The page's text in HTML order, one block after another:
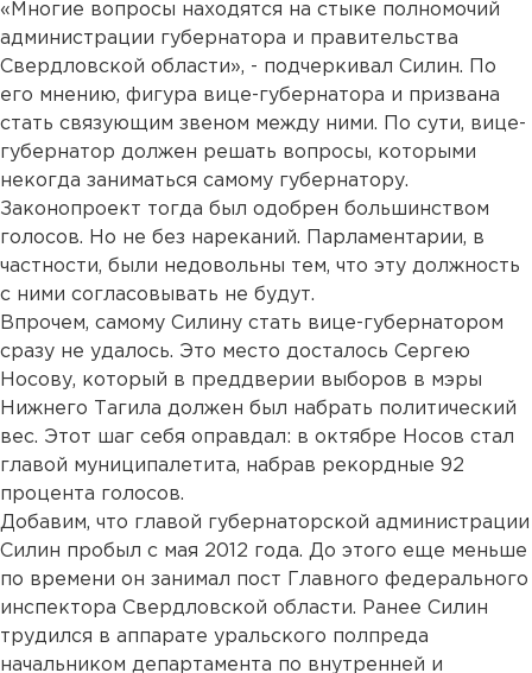
«Многие вопросы находятся на стыке полномочий
администрации губернатора и правительства
Свердловской области», - подчеркивал Силин. По
его мнению, фигура вице-губернатора и призвана
стать связующим звеном между ними. По сути, вице-
губернатор должен решать вопросы, которыми
некогда заниматься самому губернатору.
Законопроект тогда был одобрен большинством
голосов. Но не без нареканий. Парламентарии, в
частности, были недовольны тем, что эту должность
с ними согласовывать не будут.
Впрочем, самому Силину стать вице-губернатором
сразу не удалось. Это место досталось Сергею
Носову, который в преддверии выборов в мэры
Нижнего Тагила должен был набрать политический
вес. Этот шаг себя оправдал: в октябре Носов стал
главой муниципалетита, набрав рекордные 92
процента голосов.
Добавим, что главой губернаторской администрации
Силин пробыл с мая 2012 года. До этого еще меньше
по времени он занимал пост Главного федерального
инспектора Свердловской области. Ранее Силин
трудился в аппарате уральского полпреда
начальником департамента по внутренней и